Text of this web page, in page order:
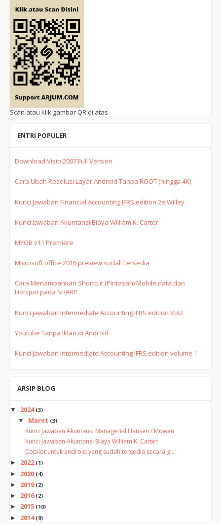
Scan atau klik gambar QR di atas
ENTRI POPULER
Download Visio 2007 Full Version
Cara Ubah Resolusi Layar Android Tanpa ROOT (hingga 4K)
Kunci Jawaban Financial Accounting IFRS edition 2e Willey
Kunci Jawaban Akuntansi Biaya William K. Carter
MYOB v11 Premiere
Microsoft office 2016 preview sudah tersedia
Cara Menambahkan Shortcut (Pintasan) Mobile data dan
Hotspot pada SHARP
Kunci jawaban Intermediate Accounting IFRS edition Vol2
Youtube Tanpa Iklan di Android
Kunci Jawaban Intermediate Accounting IFRS edition volume 1
ARSIP BLOG
▼ 2024 (3)
▼ Maret (3)
Kunci Jawaban Akuntansi Managerial Hansen / Mowen
Kunci Jawaban Akuntansi Biaya William K. Carter
Copilot untuk android yang sudah tersedia secara g...
► 2022 (1)
► 2020 (4)
► 2019 (2)
► 2016 (2)
► 2015 (10)
► 2014 (9)